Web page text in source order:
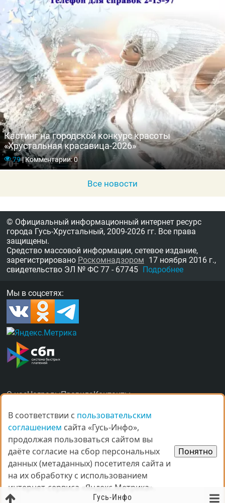
Кастинг на городской конкурс красоты
«Хрустальная красавица-2026»
79|Комментарии: 0
Все новости
Гусь-Инфо
© Официальный информационный интернет ресурс
города Гусь-Хрустальный, 2009-2026 гг. Все права
защищены.
Средство массовой информации, сетевое издание,
зарегистрировано Роскомнадзором 17 ноября 2016 г.,
свидетельство ЭЛ № ФС 77 - 67745 Подробнее
Мы в соцсетях:
О насНаградыПравилаКонтакты
© Все права защищены.
При копировании материалов ссыл­ка наgus-info.ru
на.
В соответствии с пользовательским
соглашением сайта «Гусь-Инфо»,
продолжая пользоваться сайтом вы
даёте согласие на сбор персональных
данных (метаданных) посетителя сайта и
на их обработку с использованием
интернет-сервиса «Яндекс.Метрика».
Понятно
В соответствии с пользовательским
соглашением сайта «Гусь-Инфо»,
продолжая пользоваться сайтом вы
даёте согласие на сбор персональных
данных (метаданных) посетителя сайта и
на их обработку с использованием
интернет-сервиса «Яндекс.Метрика».
Понятно